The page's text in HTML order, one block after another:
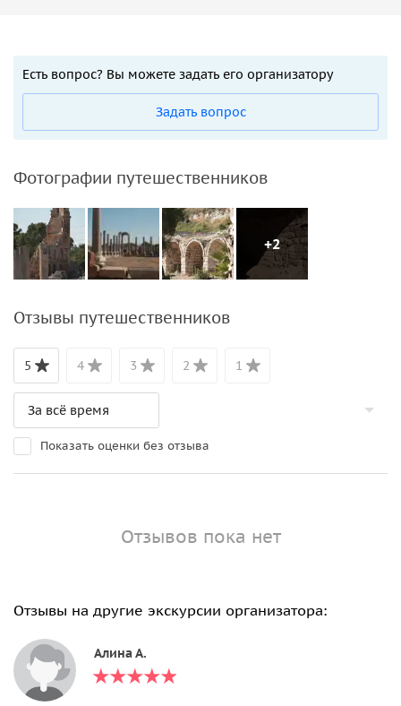
Есть вопрос? Вы можете задать его организатору
Задать вопрос
Фотографии путешественников
+2
Отзывы путешественников
5 4 3 2 1
Показать оценки без отзыва
Отзывов пока нет
Отзывы на другие экскурсии организатора:
Алина А.